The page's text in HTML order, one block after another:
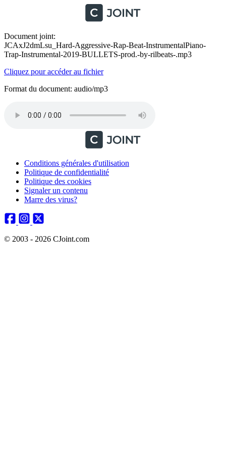
Document joint:
JCAxJ2dmLsu_Hard-Aggressive-Rap-Beat-InstrumentalPiano-
Trap-Instrumental-2019-BULLETS-prod.-by-rilbeats-.mp3
Cliquez pour accéder au fichier
Format du document: audio/mp3
Conditions générales d'utilisation
Politique de confidentialité
Politique des cookies
Signaler un contenu
Marre des virus?
© 2003 - 2026 CJoint.com